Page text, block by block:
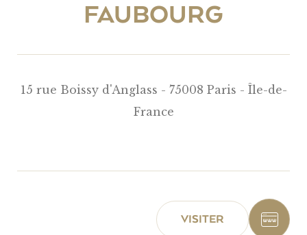
FAUBOURG
15 rue Boissy d'Anglass - 75008 Paris - Île-de-
France
VISITER